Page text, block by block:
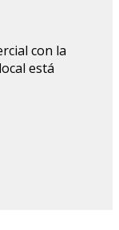
con la
está